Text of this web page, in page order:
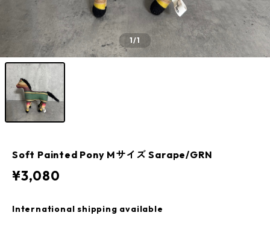
1/1
Soft Painted Pony Mサイズ Sarape/GRN
¥3,080
International shipping available